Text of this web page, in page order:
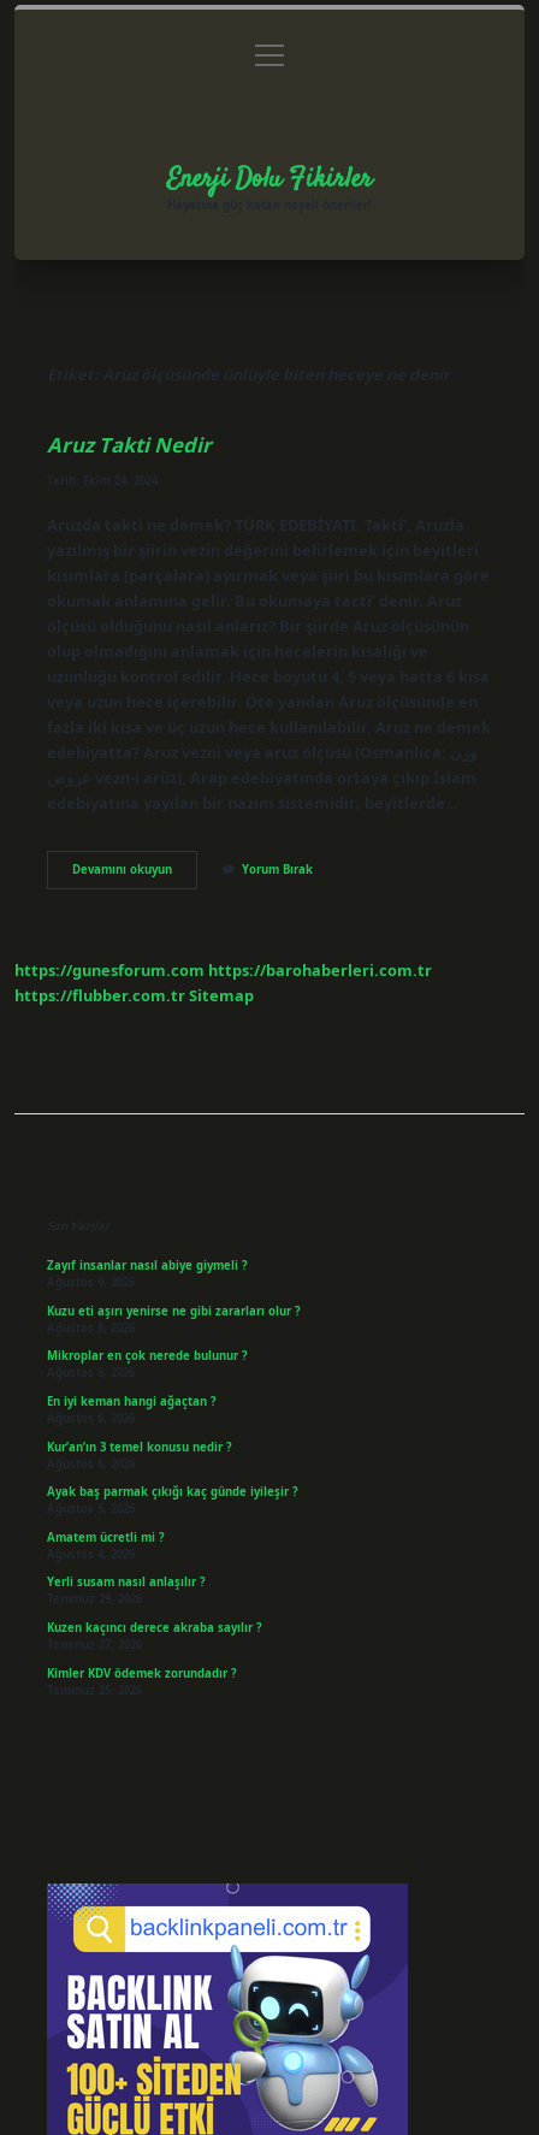
Gizlilik Politikası
menüyü
aç
Enerji Dolu Fikirler
Etiket: Aruz ölçüsünde ünlüyle biten heceye ne denir
Aruz Takti Nedir
Tarih: Ekim 24, 2024
Aruzda takti ne demek? TÜRK EDEBİYATI. Taktî’, Aruzla
yazılmış bir şiirin vezin değerini belirlemek için beyitleri
kısımlara (parçalara) ayırmak veya şiiri bu kısımlara göre
okumak anlamına gelir. Bu okumaya tactî’ denir. Aruz
ölçüsü olduğunu nasıl anlarız? Bir şiirde Aruz ölçüsünün
olup olmadığını anlamak için hecelerin kısalığı ve
uzunluğu kontrol edilir. Hece boyutu 4, 5 veya hatta 6 kısa
veya uzun hece içerebilir. Öte yandan Aruz ölçüsünde en
fazla iki kısa ve üç uzun hece kullanılabilir. Aruz ne demek
edebiyatta? Aruz vezni veya aruz ölçüsü (Osmanlıca: وزن
عروض vezn-i arûz), Arap edebiyatında ortaya çıkıp İslam
edebiyatına yayılan bir nazım sistemidir; beyitlerde…
Devamını okuyunAruz
Takti
Yorum Bırak
https://gunesforum.com https://barohaberleri.com.tr
https://flubber.com.trSitemap
Son Yazılar
Zayıf insanlar nasıl abiye giymeli ?
Ağustos 9, 2026
Kuzu eti aşırı yenirse ne gibi zararları olur ?
Ağustos 8, 2026
Mikroplar en çok nerede bulunur ?
Ağustos 8, 2026
En iyi keman hangi ağaçtan ?
Ağustos 6, 2026
Kur’an’ın 3 temel konusu nedir ?
Ağustos 6, 2026
Ayak baş parmak çıkığı kaç günde iyileşir ?
Ağustos 5, 2026
Amatem ücretli mi ?
Ağustos 4, 2026
Yerli susam nasıl anlaşılır ?
Temmuz 29, 2026
Kuzen kaçıncı derece akraba sayılır ?
Temmuz 27, 2026
Kimler KDV ödemek zorundadır ?
Temmuz 25, 2026